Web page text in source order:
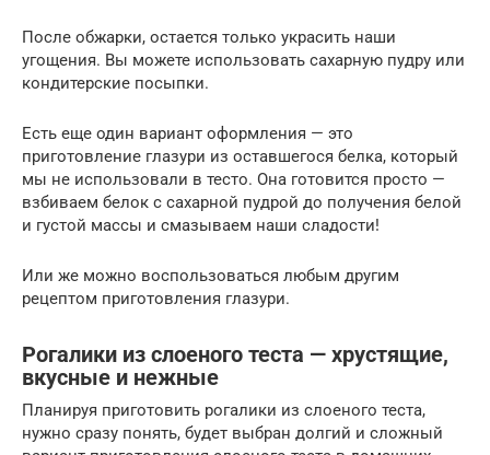
После обжарки, остается только украсить наши
угощения. Вы можете использовать сахарную пудру или
кондитерские посыпки.
Есть еще один вариант оформления — это
приготовление глазури из оставшегося белка, который
мы не использовали в тесто. Она готовится просто —
взбиваем белок с сахарной пудрой до получения белой
и густой массы и смазываем наши сладости!
Или же можно воспользоваться любым другим
рецептом приготовления глазури.
Рогалики из слоеного теста — хрустящие,
вкусные и нежные
Планируя приготовить рогалики из слоеного теста,
нужно сразу понять, будет выбран долгий и сложный